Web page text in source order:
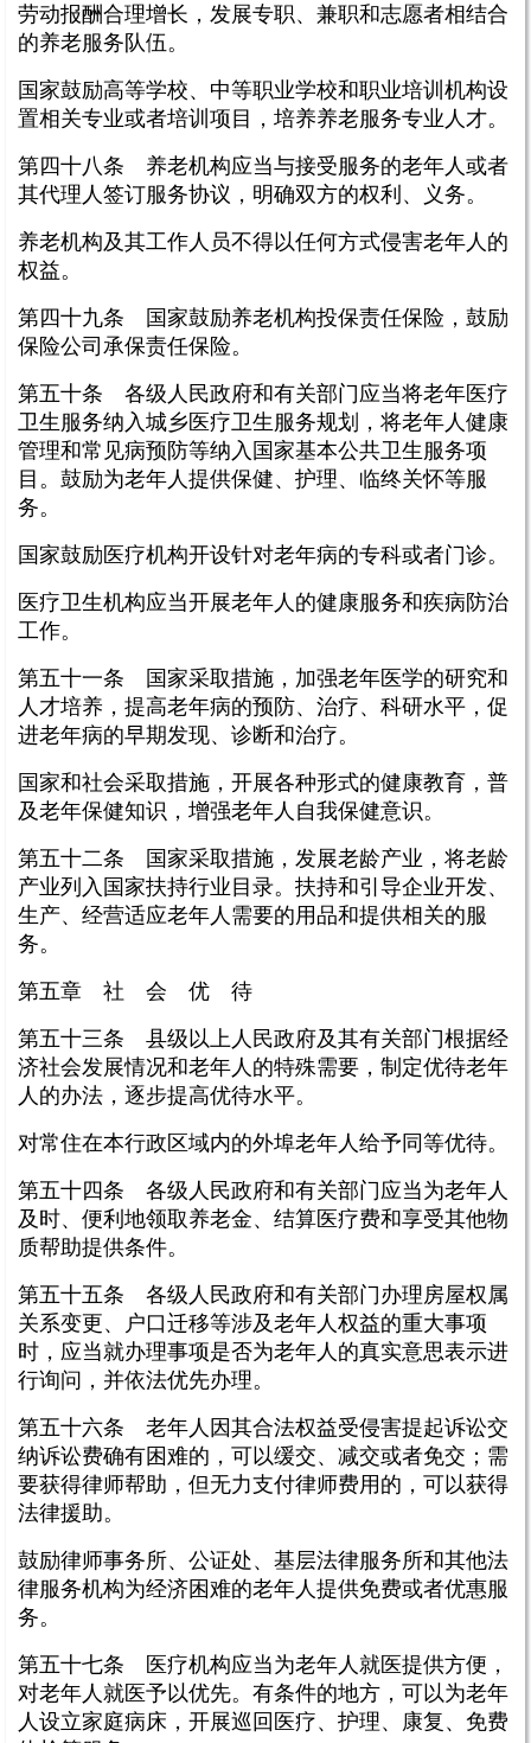
劳动报酬合理增长，发展专职、兼职和志愿者相结合
的养老服务队伍。
国家鼓励高等学校、中等职业学校和职业培训机构设
置相关专业或者培训项目，培养养老服务专业人才。
第四十八条 养老机构应当与接受服务的老年人或者
其代理人签订服务协议，明确双方的权利、义务。
养老机构及其工作人员不得以任何方式侵害老年人的
权益。
第四十九条 国家鼓励养老机构投保责任保险，鼓励
保险公司承保责任保险。
第五十条 各级人民政府和有关部门应当将老年医疗
卫生服务纳入城乡医疗卫生服务规划，将老年人健康
管理和常见病预防等纳入国家基本公共卫生服务项
目。鼓励为老年人提供保健、护理、临终关怀等服
务。
国家鼓励医疗机构开设针对老年病的专科或者门诊。
医疗卫生机构应当开展老年人的健康服务和疾病防治
工作。
第五十一条 国家采取措施，加强老年医学的研究和
人才培养，提高老年病的预防、治疗、科研水平，促
进老年病的早期发现、诊断和治疗。
国家和社会采取措施，开展各种形式的健康教育，普
及老年保健知识，增强老年人自我保健意识。
第五十二条 国家采取措施，发展老龄产业，将老龄
产业列入国家扶持行业目录。扶持和引导企业开发、
生产、经营适应老年人需要的用品和提供相关的服
务。
第五章 社 会 优 待
第五十三条 县级以上人民政府及其有关部门根据经
济社会发展情况和老年人的特殊需要，制定优待老年
人的办法，逐步提高优待水平。
对常住在本行政区域内的外埠老年人给予同等优待。
第五十四条 各级人民政府和有关部门应当为老年人
及时、便利地领取养老金、结算医疗费和享受其他物
质帮助提供条件。
第五十五条 各级人民政府和有关部门办理房屋权属
关系变更、户口迁移等涉及老年人权益的重大事项
时，应当就办理事项是否为老年人的真实意思表示进
行询问，并依法优先办理。
第五十六条 老年人因其合法权益受侵害提起诉讼交
纳诉讼费确有困难的，可以缓交、减交或者免交；需
要获得律师帮助，但无力支付律师费用的，可以获得
法律援助。
鼓励律师事务所、公证处、基层法律服务所和其他法
律服务机构为经济困难的老年人提供免费或者优惠服
务。
第五十七条 医疗机构应当为老年人就医提供方便，
对老年人就医予以优先。有条件的地方，可以为老年
人设立家庭病床，开展巡回医疗、护理、康复、免费